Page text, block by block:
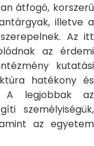
átfogó, korszerű
illetve a
Az itt
az érdemi
kutatási
hatékony és
A legjobbak az
személyiségük,
az egyetem